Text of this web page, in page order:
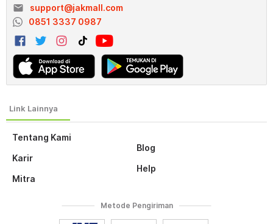
Tentang Kami
Karir
Mitra
Blog
Help
email
support@jakmall.com
0851 3337 0987
Metode Pengiriman